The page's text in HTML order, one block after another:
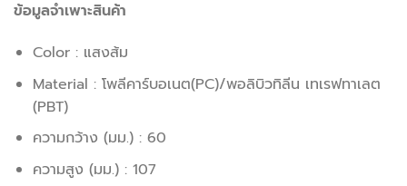
ข้อมูลจำเพาะสินค้า
Color : แสงส้ม
Material : โพลีคาร์บอเนต(PC)/พอลิบิวทิลีน เทเรฟทาเลต
(PBT)
ความกว้าง (มม.) : 60
ความสูง (มม.) : 107